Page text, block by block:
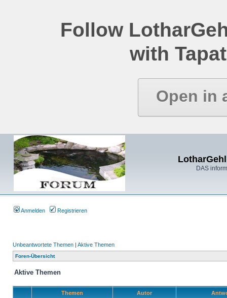
Follow
with
Open in
DAS
Anmelden Registrieren
Unbeantwortete Themen | Aktive Themen
Foren-Übersicht
Aktive Themen
Themen Autor